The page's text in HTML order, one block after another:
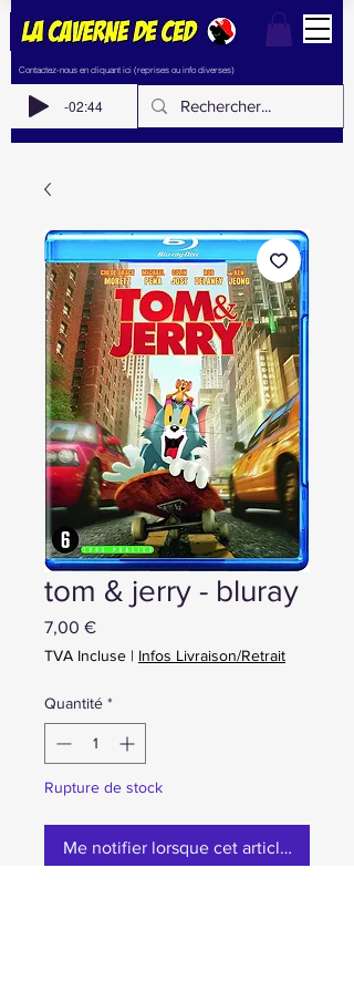
Contactez-nous en cliquant ici (reprises ou info diverses)
-02:44
tom & jerry - bluray
7,00 €Prix
TVA Incluse | Infos Livraison/Retrait
Quantité *
Rupture de stock
Me notifier lorsque cet article est